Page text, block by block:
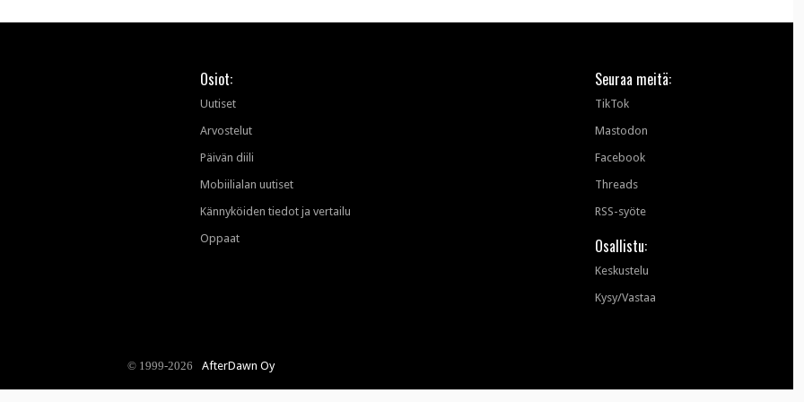
Osiot:
Uutiset
Arvostelut
Päivän diili
Mobiilialan uutiset
Kännyköiden tiedot ja vertailu
Oppaat
Seuraa meitä:
TikTok
Mastodon
Facebook
Threads
RSS-syöte
Osallistu:
Keskustelu
Kysy/Vastaa
© 1999-2026 AfterDawn Oy